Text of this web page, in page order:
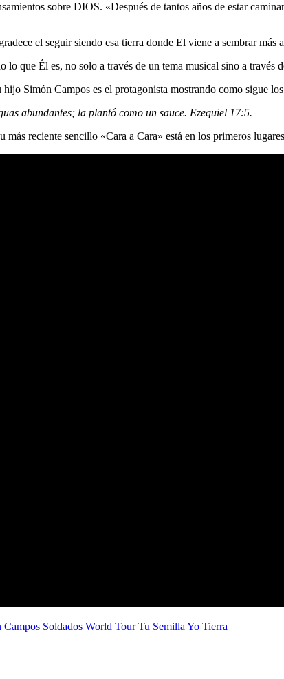
sobre DIOS. «Después de tantos años de estar
el seguir siendo esa tierra donde El viene a sembrar más
que Él es, no solo a través de un tema musical sino a través
Simón Campos es el protagonista mostrando como sigue los
abundantes; la plantó como un sauce. Ezequiel 17:5.
reciente sencillo «Cara a Cara» está en los primeros
Campos Soldados World Tour Tu SemillaYo Tierra